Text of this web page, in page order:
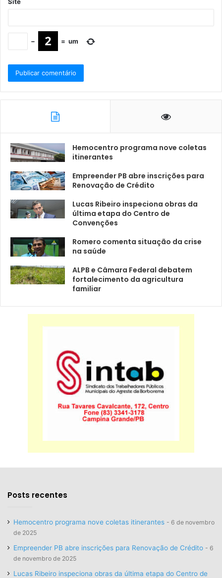
− = um
Hemocentro programa nove coletas
itinerantes
Empreender PB abre inscrições para
Renovação de Crédito
Lucas Ribeiro inspeciona obras da
última etapa do Centro de
Convenções
Romero comenta situação da crise
na saúde
ALPB e Câmara Federal debatem
fortalecimento da agricultura
familiar
Posts recentes
Hemocentro programa nove coletas itinerantes
6 de novembro
de 2025
Empreender PB abre inscrições para Renovação de Crédito
6
de novembro de 2025
Lucas Ribeiro inspeciona obras da última etapa do Centro de